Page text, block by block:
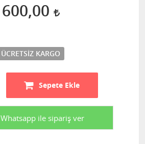
600,00
ÜCRETSIZ KARGO
Sepete Ekle
Whatsapp ile sipariş ver